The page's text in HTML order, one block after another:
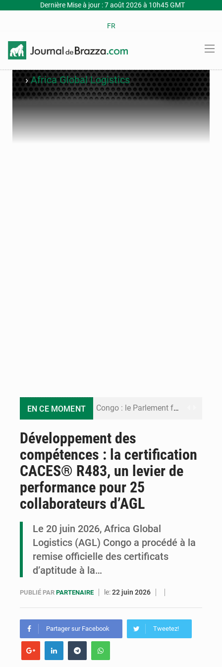
Dernière Mise à jour : 7 août 2026 à 10h45 GMT
FR
›Africa Global Logistics
EN CE MOMENT Congo : le Parlement formule 28 recommandations sur le Cadre budgétaire 2027-2029
Congo : la Grande foire agricole pour renforcer la souveraineté alimentaire
Congo-RDC : Brazzaville et Kinshasa renforcent leur coopération en faveur de la jeunesse
Développement des
compétences : la certification
CACES® R483, un levier de
performance pour 25
collaborateurs d’AGL
Le 20 juin 2026, Africa Global
Logistics (AGL) Congo a procédé à la
remise officielle des certificats
d’aptitude à la…
PUBLIÉ PAR PARTENAIRE le:22 juin 2026
Partager sur Facebook Tweetez!